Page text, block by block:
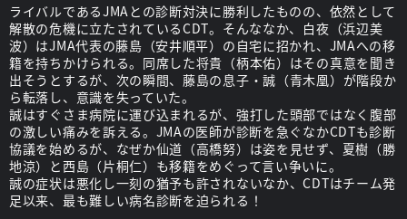
ライバルであるJMAとの診断対決に勝利したものの、依然として
解散の危機に立たされているCDT。そんななか、白夜（浜辺美
波）はJMA代表の藤島（安井順平）の自宅に招かれ、JMAへの移
籍を持ちかけられる。同席した将貴（柄本佑）はその真意を聞き
出そうとするが、次の瞬間、藤島の息子・誠（青木凰）が階段か
ら転落し、意識を失っていた。
誠はすぐさま病院に運び込まれるが、強打した頭部ではなく腹部
の激しい痛みを訴える。JMAの医師が診断を急ぐなかCDTも診断
協議を始めるが、なぜか仙道（高橋努）は姿を見せず、夏樹（勝
地涼）と西島（片桐仁）も移籍をめぐって言い争いに。
誠の症状は悪化し一刻の猶予も許されないなか、CDTはチーム発
足以来、最も難しい病名診断を迫られる！